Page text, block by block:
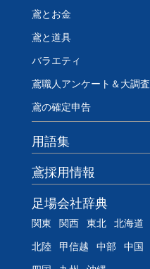
鳶とお金
鳶と道具
バラエティ
鳶職人アンケート＆大調査
鳶の確定申告
用語集
鳶採用情報
足場会社辞典
関東 関西 東北 北海道
北陸 甲信越 中部 中国